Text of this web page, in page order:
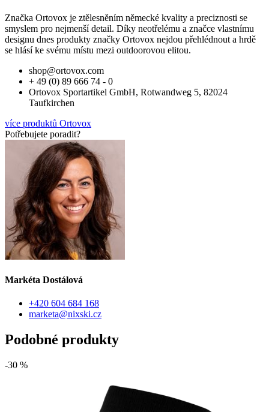
Značka Ortovox je ztělesněním německé kvality a preciznosti se
smyslem pro nejmenší detail. Díky neotřelému a značce vlastnímu
designu dnes produkty značky Ortovox nejdou přehlédnout a hrdě
se hlásí ke svému místu mezi outdoorovou elitou.
shop@ortovox.com
+ 49 (0) 89 666 74 - 0
Ortovox Sportartikel GmbH, Rotwandweg 5, 82024
Taufkirchen
více produktů Ortovox
Potřebujete poradit?
Markéta Dostálová
+420 604 684 168
marketa@nixski.cz
Podobné produkty
-30 %